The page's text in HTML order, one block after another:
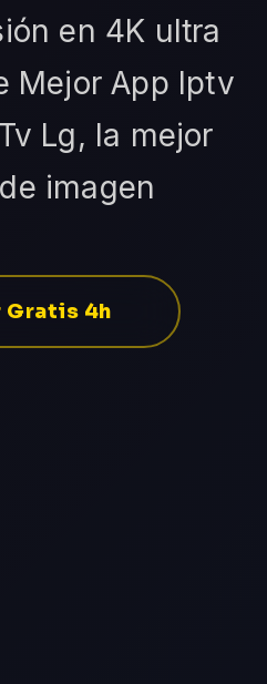
en 4K ultra
Mejor App Iptv
Lg, la mejor
imagen
Gratis 4h